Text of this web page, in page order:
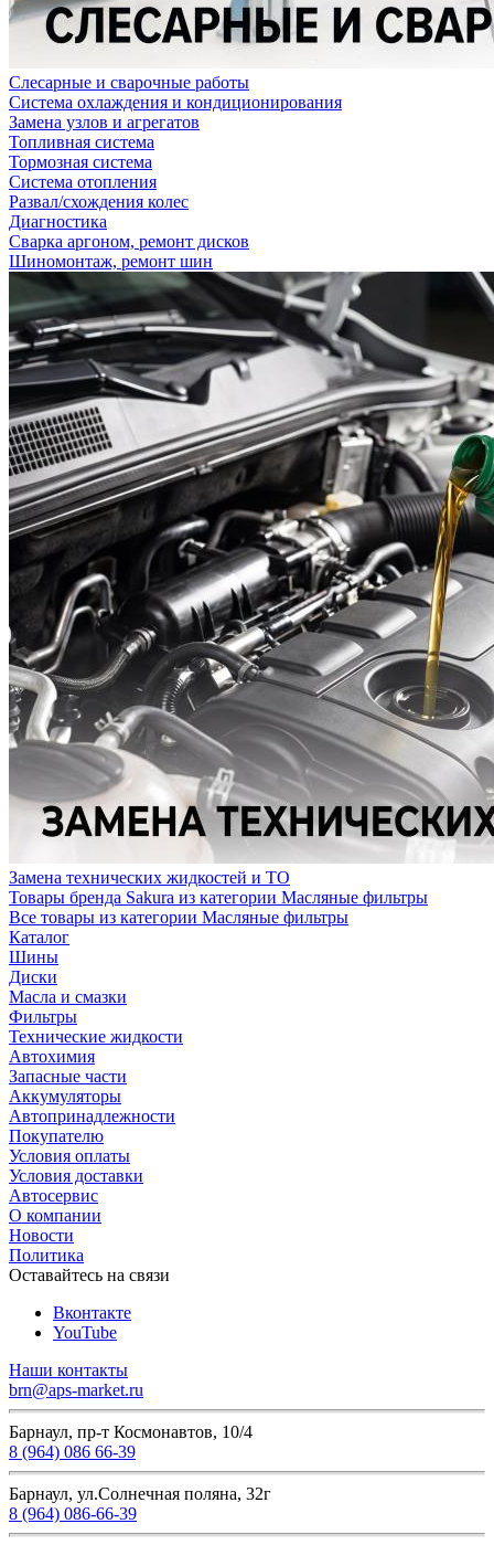
Слесарные и сварочные работы
Система охлаждения и кондиционирования
Замена узлов и агрегатов
Топливная система
Тормозная система
Система отопления
Развал/схождения колес
Диагностика
Сварка аргоном, ремонт дисков
Шиномонтаж, ремонт шин
Замена технических жидкостей и ТО
Товары бренда Sakura из категории Масляные фильтры
Все товары из категории Масляные фильтры
Каталог
Шины
Диски
Масла и смазки
Фильтры
Технические жидкости
Автохимия
Запасные части
Аккумуляторы
Автопринадлежности
Покупателю
Условия оплаты
Условия доставки
Автосервис
О компании
Новости
Политика
Оставайтесь на связи
Вконтакте
YouTube
Наши контакты
brn@aps-market.ru
Барнаул, пр-т Космонавтов, 10/4
8 (964) 086 66-39
Барнаул, ул.Солнечная поляна, 32г
8 (964) 086-66-39